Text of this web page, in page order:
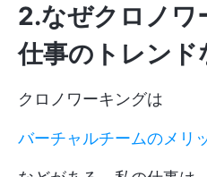
2.なぜクロノワ
仕事のトレンド
クロノワーキングは
バーチャルチームのメリ